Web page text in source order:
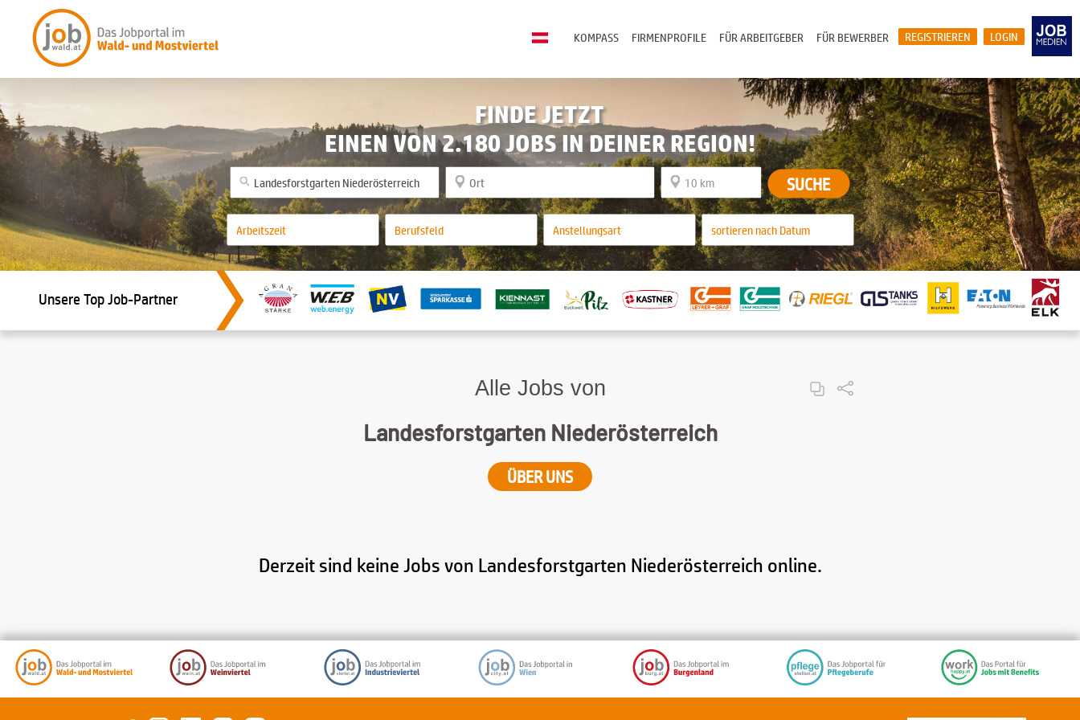
LOGIN
REGISTRIEREN
FÜR BEWERBER
FÜR ARBEITGEBER
FIRMENPROFILE
KOMPASS
FINDE JETZT
EINEN VON 2.180 JOBS IN DEINER REGION!
SUCHE
Unsere Top Job-Partner
Alle Jobs von
Landesforstgarten Niederösterreich
ÜBER UNS
Derzeit sind keine Jobs von Landesforstgarten Niederösterreich online.